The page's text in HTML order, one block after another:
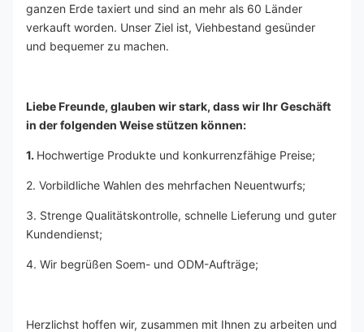
ganzen Erde taxiert und sind an mehr als 60 Länder
verkauft worden. Unser Ziel ist, Viehbestand gesünder
und bequemer zu machen.
Liebe Freunde, glauben wir stark, dass wir Ihr Geschäft
in der folgenden Weise stützen können:
1. Hochwertige Produkte und konkurrenzfähige Preise;
2. Vorbildliche Wahlen des mehrfachen Neuentwurfs;
3. Strenge Qualitätskontrolle, schnelle Lieferung und guter
Kundendienst;
4. Wir begrüßen Soem- und ODM-Aufträge;
Herzlichst hoffen wir, zusammen mit Ihnen zu arbeiten und